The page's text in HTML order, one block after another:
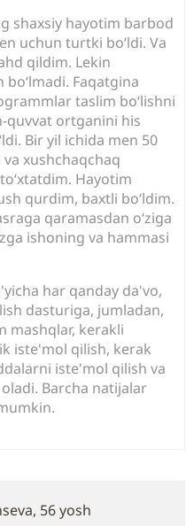
shaxsiy hayotim barbod
uchun turtki bo‘ldi. Va
qildim. Lekin
Faqatgina
taslim bo‘lishni
quvvat ortganini his
Bir yil ichida men 50
xushchaqchaq
Hayotim
qurdim, baxtli bo‘ldim.
qaramasdan o‘ziga
ishoning va hammasi
har qanday da'vo,
dasturiga, jumladan,
mashqlar, kerakli
iste'mol qilish, kerak
iste'mol qilish va
Barcha natijalar
56 yosh